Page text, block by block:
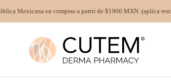
Mexicana en compras a partir de $1900 MXN. (aplica